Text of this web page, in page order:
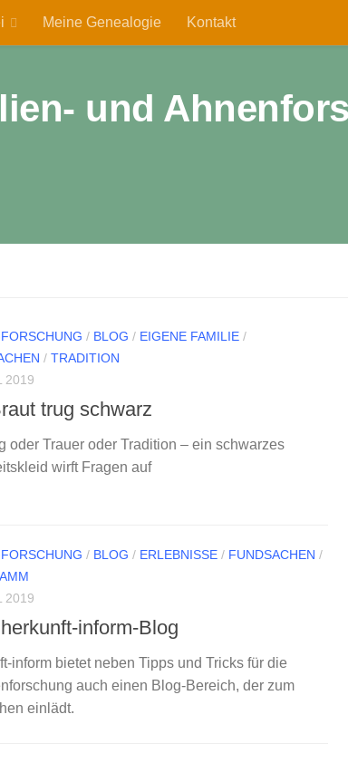
Meine Genealogie Kontakt
und
/ BLOG / EIGENE FAMILIE /
/ TRADITION
2019
trug schwarz
oder Trauer oder Tradition – ein schwarzes
wirft Fragen auf
/ BLOG / ERLEBNISSE / FUNDSACHEN /
2019
inform-Blog
inform bietet neben Tipps und Tricks für die
auch einen Blog-Bereich, der zum
einlädt.